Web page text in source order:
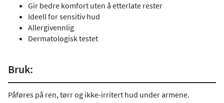
Gir bedre komfort uten å etterlate rester
Ideell for sensitiv hud
Allergivennlig
Dermatologisk testet
Bruk:
Påføres på ren, tørr og ikke-irritert hud under armene.